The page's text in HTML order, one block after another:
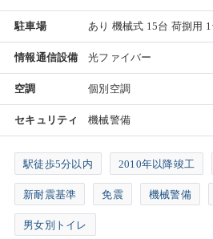
駐車場 あり 機械式 15台 荷捌用 1
情報通信設備 光ファイバー
空調 個別空調
セキュリティ 機械警備
駅徒歩5分以内 2010年以降竣工
新耐震基準 免震 機械警備
男女別トイレ